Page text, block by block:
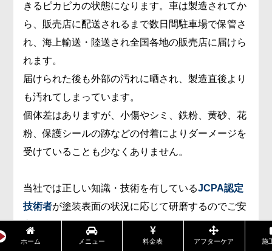
ホーム メニュー 料金表 アフターケア 施
きるピカピカの状態になります。車は製造されてか
ら、販売店に配送されるまで数日間駐車場で保管さ
れ、海上輸送・陸送され全国各地の販売店に届けら
れます。
届けられた後も外部の汚れに晒され、製造直後より
も汚れてしまっています。
個体差はありますが、小傷やシミ、鉄粉、黄砂、花
粉、保護シールの跡などの付着によりダーメージを
受けていることも少なくありません。
当社では正しい知識・技術を有しているJCPA認定
技術者が塗装表面の状況に応じて研磨するのでご安
心ください。